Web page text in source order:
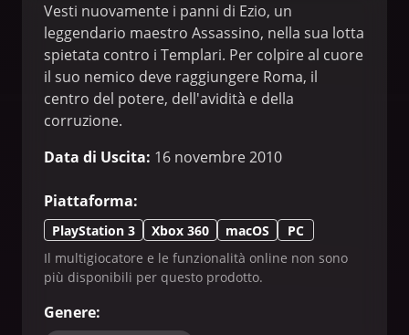
Vesti nuovamente i panni di Ezio, un
leggendario maestro Assassino, nella sua lotta
spietata contro i Templari. Per colpire al cuore
il suo nemico deve raggiungere Roma, il
centro del potere, dell'avidità e della
corruzione.
Data di Uscita: 16 novembre 2010
Piattaforma:
PlayStation 3 Xbox 360 macOS
PC
Il multigiocatore e le funzionalità online non sono
più disponibili per questo prodotto.
Genere: